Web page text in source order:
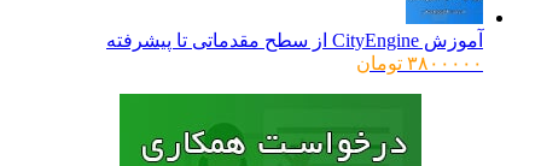
آموزش CityEngine از سطح مقدماتی تا پیشرفته
۳۸۰۰۰۰۰ تومان